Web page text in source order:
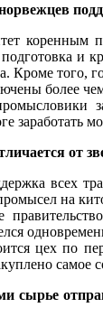
и
Кроме того,
более
заработать
от
всех
на
цех по
самое
сырье